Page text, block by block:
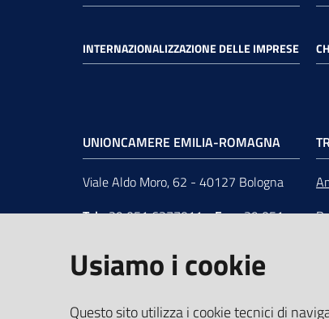
INTERNAZIONALIZZAZIONE DELLE IMPRESE
UNIONCAMERE EMILIA-ROMAGNA
Viale Aldo Moro, 62 - 40127 Bologna
Tel+39 051 6377011-Fax+39 051
e-mail:segreteria@rer.camcom.it
unioncamereemiliaromagna@legalmail.it
Usiamo i cookie
Questo sito utilizza i cookie tecnici di